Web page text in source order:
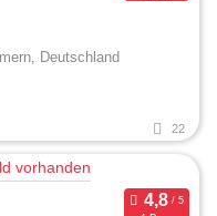
Deutschland
22